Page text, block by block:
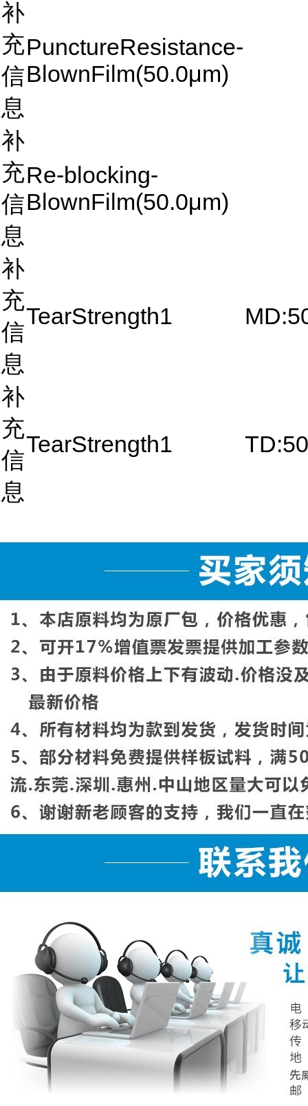
补
充
信
息
PunctureResistance-
BlownFilm(50.0μm)
补
充
信
息
Re-blocking-
BlownFilm(50.0μm)
补
充
信
息
TearStrength1
补
充
信
息
TearStrength1